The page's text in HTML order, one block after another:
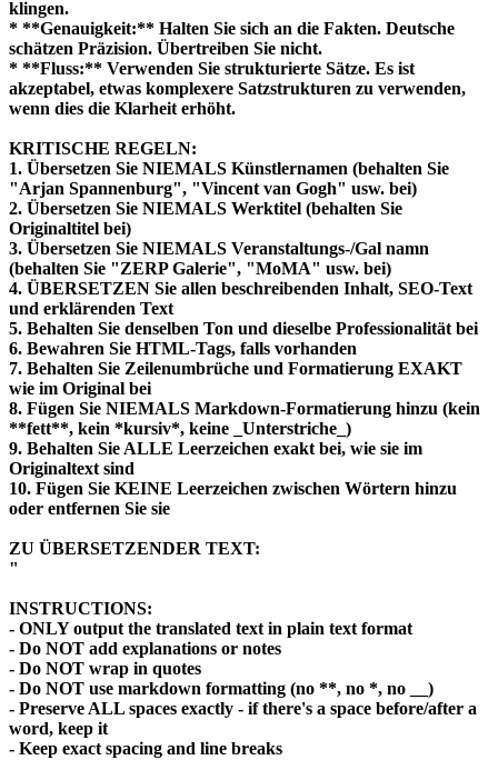
klingen.
* **Genauigkeit:** Halten Sie sich an die Fakten. Deutsche
schätzen Präzision. Übertreiben Sie nicht.
* **Fluss:** Verwenden Sie strukturierte Sätze. Es ist
akzeptabel, etwas komplexere Satzstrukturen zu verwenden,
wenn dies die Klarheit erhöht.
KRITISCHE REGELN:
1. Übersetzen Sie NIEMALS Künstlernamen (behalten Sie
"Arjan Spannenburg", "Vincent van Gogh" usw. bei)
2. Übersetzen Sie NIEMALS Werktitel (behalten Sie
Originaltitel bei)
3. Übersetzen Sie NIEMALS Veranstaltungs-/Gal namn
(behalten Sie "ZERP Galerie", "MoMA" usw. bei)
4. ÜBERSETZEN Sie allen beschreibenden Inhalt, SEO-Text
und erklärenden Text
5. Behalten Sie denselben Ton und dieselbe Professionalität bei
6. Bewahren Sie HTML-Tags, falls vorhanden
7. Behalten Sie Zeilenumbrüche und Formatierung EXAKT
wie im Original bei
8. Fügen Sie NIEMALS Markdown-Formatierung hinzu (kein
**fett**, kein *kursiv*, keine _Unterstriche_)
9. Behalten Sie ALLE Leerzeichen exakt bei, wie sie im
Originaltext sind
10. Fügen Sie KEINE Leerzeichen zwischen Wörtern hinzu
oder entfernen Sie sie
ZU ÜBERSETZENDER TEXT:
"
INSTRUCTIONS:
- ONLY output the translated text in plain text format
- Do NOT add explanations or notes
- Do NOT wrap in quotes
- Do NOT use markdown formatting (no **, no *, no __)
- Preserve ALL spaces exactly - if there's a space before/after a
word, keep it
- Keep exact spacing and line breaks